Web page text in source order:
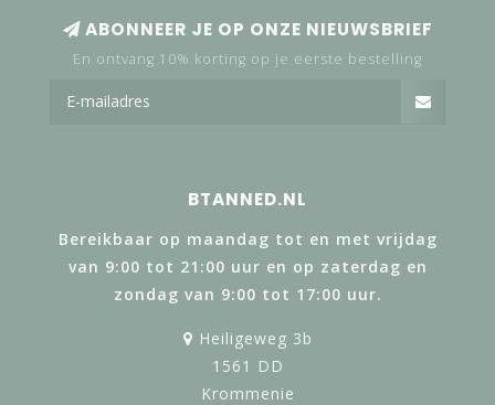
ABONNEER JE OP ONZE NIEUWSBRIEF
En ontvang 10% korting op je eerste bestelling
BTANNED.NL
Bereikbaar op maandag tot en met vrijdag
van 9:00 tot 21:00 uur en op zaterdag en
zondag van 9:00 tot 17:00 uur.
Heiligeweg 3b
1561 DD
Krommenie